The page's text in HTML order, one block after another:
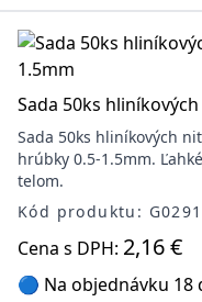
Sada 50ks
Sada 50ks hliníkových
hrúbky 0.5-1.5mm.
telom.
Kód produktu:
Cena s DPH: 2,16 €
🔵 Na objednávku 18